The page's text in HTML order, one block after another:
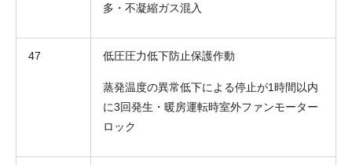
多・不凝縮ガス混入
47 低圧圧力低下防止保護作動
蒸発温度の異常低下による停止が1時間以内
に3回発生・暖房運転時室外ファンモーター
ロック